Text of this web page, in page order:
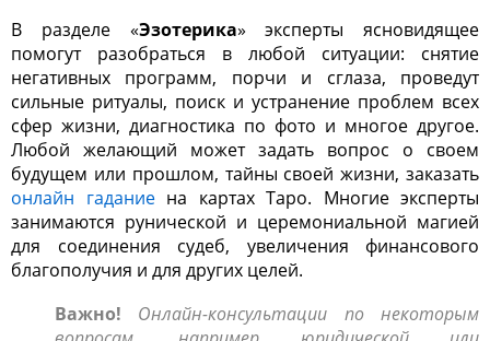
В разделе «Эзотерика» эксперты ясновидящее
помогут разобраться в любой ситуации: снятие
негативных программ, порчи и сглаза, проведут
сильные ритуалы, поиск и устранение проблем всех
сфер жизни, диагностика по фото и многое другое.
Любой желающий может задать вопрос о своем
будущем или прошлом, тайны своей жизни, заказать
онлайн гаданиена картах Таро. Многие эксперты
занимаются рунической и церемониальной магией
для соединения судеб, увеличения финансового
благополучия и для других целей.
Важно! Онлайн-консультации по некоторым